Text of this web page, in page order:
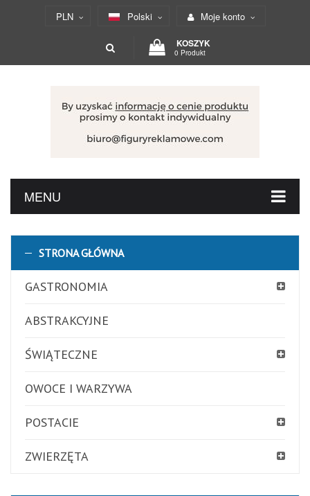
PLN Polski Moje konto
KOSZYK
0 Produkt
MENU
STRONA GŁÓWNA
GASTRONOMIA
ABSTRAKCYJNE
ŚWIĄTECZNE
OWOCE I WARZYWA
POSTACIE
ZWIERZĘTA